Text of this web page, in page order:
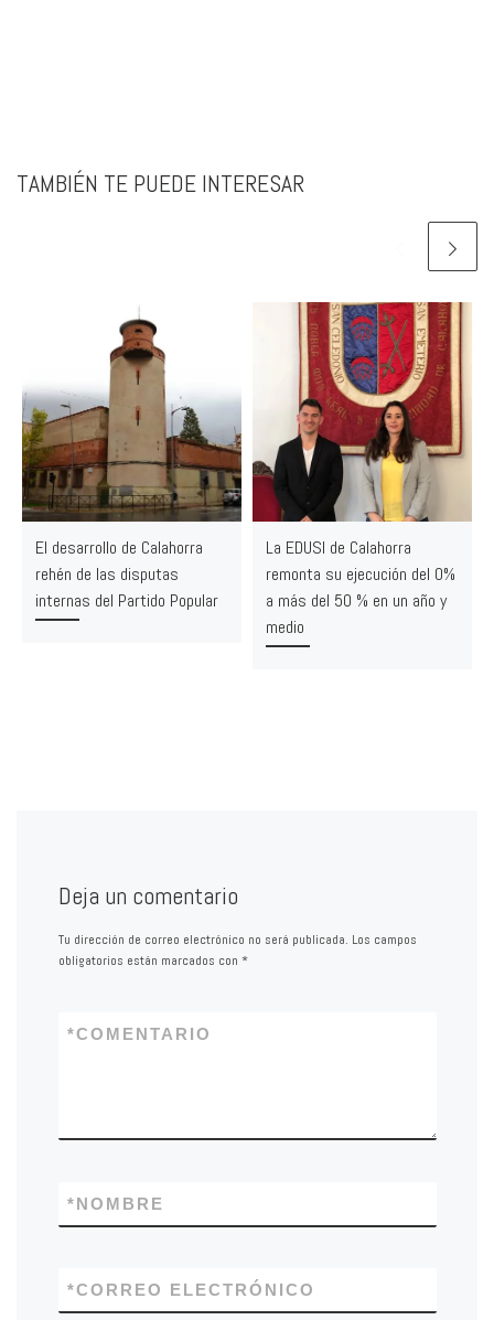
TAMBIÉN TE PUEDE INTERESAR
El desarrollo de Calahorra
rehén de las disputas
internas del Partido Popular
La EDUSI de Calahorra
remonta su ejecución del 0%
a más del 50 % en un año y
medio
Deja un comentario
Tu dirección de correo electrónico no será publicada. Los campos
obligatorios están marcados con *
COMENTARIO
*
NOMBRE
*
CORREO ELECTRÓNICO
*